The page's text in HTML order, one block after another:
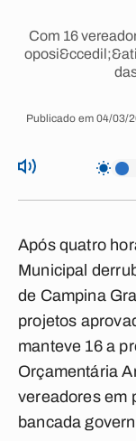
Com 16
Publicado em 04/03/
Após quatro
Municipal
de Campina
projetos
manteve 16 a
Orçamentária
vereadores em
bancada